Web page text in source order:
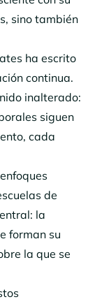
sino también
ha escrito
continua.
inalterado:
siguen
cada
de
la
forman su
la que se